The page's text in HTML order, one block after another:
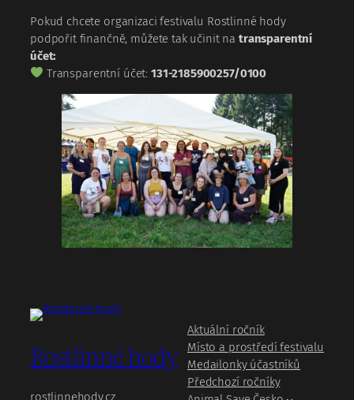
Pokud chcete organizaci festivalu Rostlinné hody
podpořit finančně, můžete tak učinit na transparentní
účet:
Transparentní účet: 131‑2185900257/0100
Rostlinné hody
Aktuální ročník
Místo a prostředí festivalu
Medailonky účastníků
Předchozí ročníky